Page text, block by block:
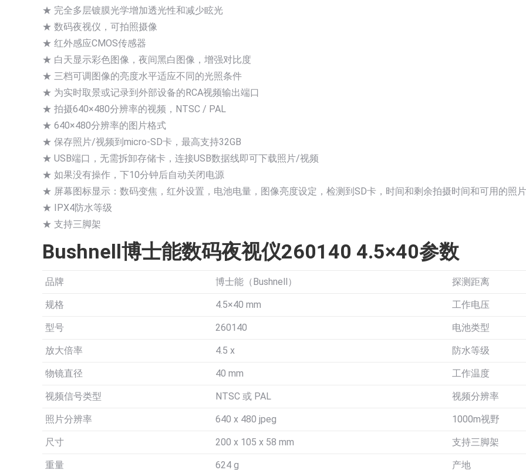
★ 完全多层镀膜光学增加透光性和减少眩光
★ 数码夜视仪，可拍照摄像
★ 红外感应CMOS传感器
★ 白天显示彩色图像，夜间黑白图像，增强对比度
★ 三档可调图像的亮度水平适应不同的光照条件
★ 为实时取景或记录到外部设备的RCA视频输出端口
★ 拍摄640×480分辨率的视频，NTSC / PAL
★ 640×480分辨率的图片格式
★ 保存照片/视频到micro-SD卡，最高支持32GB
★ USB端口，无需拆卸存储卡，连接USB数据线即可下载照片/视频
★ 如果没有操作，下10分钟后自动关闭电源
★ 屏幕图标显示：数码变焦，红外设置，电池电量，图像亮度设定，检测到SD卡，时间和剩余拍摄时间和可用的照
★ IPX4防水等级
★ 支持三脚架
Bushnell博士能数码夜视仪260140 4.5×40参数
品牌 博士能（Bushnell） 探测距离
规格 4.5×40 mm 工作电压
型号 260140 电池类型
放大倍率 4.5 x 防水等级
物镜直径 40 mm 工作温度
视频信号类型 NTSC 或 PAL 视频分辨率
照片分辨率 640 x 480 jpeg 1000m视野
尺寸 200 x 105 x 58 mm 支持三脚架
重量 624 g 产地